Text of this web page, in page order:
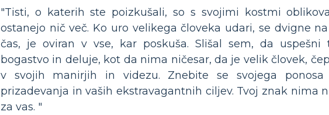
"Tisti, o katerih ste poizkušali, so s svojimi kostmi
ostanejo nič več. Ko uro velikega človeka udari, se dvigne
čas, je oviran v vse, kar poskuša. Slišal sem, da uspešni
bogastvo in deluje, kot da nima ničesar, da je velik človek,
v svojih manirjih in videzu. Znebite se svojega
prizadevanja in vaših ekstravagantnih ciljev. Tvoj znak nima
za vas. "